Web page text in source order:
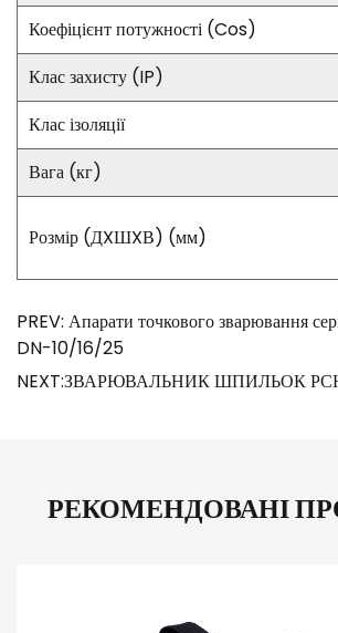
Коефіцієнт потужності (Cos)
Клас захисту (IP)
Клас ізоляції
Вага (кг)
Розмір (ДXШXВ) (мм)
PREV: Апарати точкового зварювання
DN-10/16/25
NEXT:ЗВАРЮВАЛЬНИК ШПИЛЬОК
РЕКОМЕНДОВАНІ